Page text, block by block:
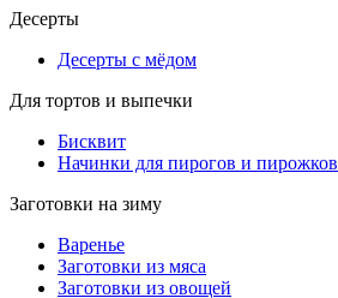
Десерты
Десерты с мёдом
Для тортов и выпечки
Бисквит
Начинки для пирогов и пирожков
Заготовки на зиму
Варенье
Заготовки из мяса
Заготовки из овощей